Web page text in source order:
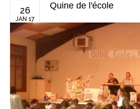
26
JAN 17
Quine de l'école